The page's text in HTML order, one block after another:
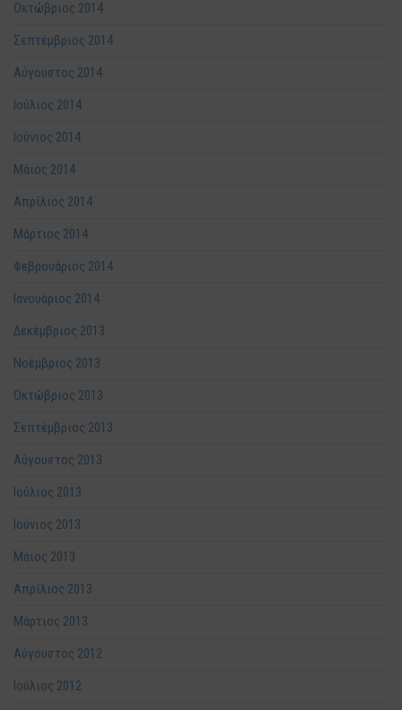
Οκτώβριος 2014
Σεπτέμβριος 2014
Αύγουστος 2014
Ιούλιος 2014
Ιούνιος 2014
Μάιος 2014
Απρίλιος 2014
Μάρτιος 2014
Φεβρουάριος 2014
Ιανουάριος 2014
Δεκέμβριος 2013
Νοέμβριος 2013
Οκτώβριος 2013
Σεπτέμβριος 2013
Αύγουστος 2013
Ιούλιος 2013
Ιούνιος 2013
Μάιος 2013
Απρίλιος 2013
Μάρτιος 2013
Αύγουστος 2012
Ιούλιος 2012